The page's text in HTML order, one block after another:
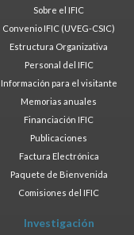
Sobre el IFIC
Convenio IFIC (UVEG-CSIC)
Estructura Organizativa
Personal del IFIC
Información para el visitante
Memorias anuales
Financiación IFIC
Publicaciones
Factura Electrónica
Paquete de Bienvenida
Comisiones del IFIC
Investigación